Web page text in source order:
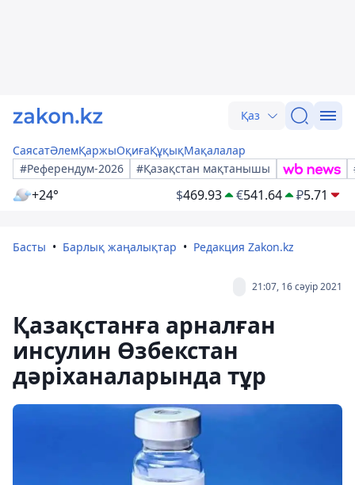
Қаз
СаясатӘлемҚаржыОқиғаҚұқықМақалалар
#Референдум-2026
#Қазақстан мақтанышы
+24° $469.93 €541.64 ₽5.71
Басты Барлық жаңалықтар Редакция Zakon.kz
21:07, 16 сәуір 2021
Қазақстанға арналған
инсулин Өзбекстан
дәріханаларында тұр